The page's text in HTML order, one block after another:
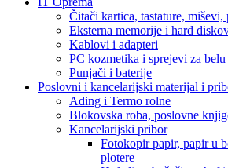
Čitači kartica, tastature, miševi,
Eksterna memorije i hard
Kablovi i adapteri
PC kozmetika i sprejevi za belu
Punjači i baterije
Poslovni i kancelarijski materijal i
Ading i Termo rolne
Blokovska roba, poslovne
Kancelarijski pribor
Fotokopir papir, papir u
plotere